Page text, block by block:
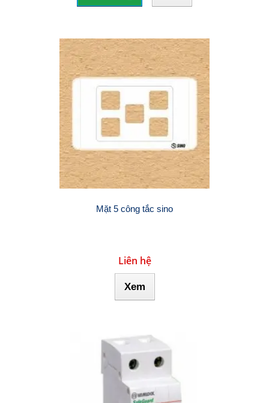
Mặt 5 công tắc sino
Liên hệ
Xem